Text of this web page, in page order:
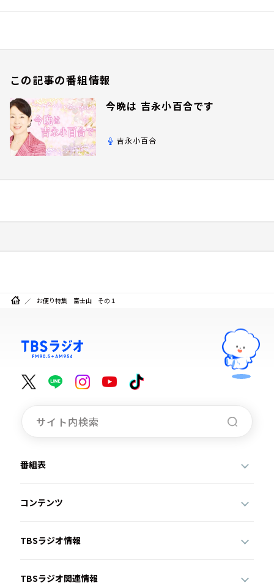
この記事の番組情報
今晩は 吉永小百合です
吉永小百合
お便り特集 富士山 その１
番組表
コンテンツ
TBSラジオ情報
TBSラジオ関連情報